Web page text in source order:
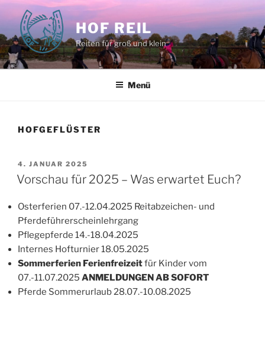
Zum
Inhalt
springen
HOF REIL
Reiten für groß und klein
Menü
HOFGEFLÜSTER
VERÖFFENTLICHT
AM
4. JANUAR 2025
Vorschau für 2025 – Was erwartet Euch?
Osterferien 07.-12.04.2025 Reitabzeichen- und
Pferdeführerscheinlehrgang
Pflegepferde 14.-18.04.2025
Internes Hofturnier 18.05.2025
Sommerferien Ferienfreizeitfür Kinder vom
07.-11.07.2025 ANMELDUNGEN AB SOFORT
Pferde Sommerurlaub 28.07.-10.08.2025